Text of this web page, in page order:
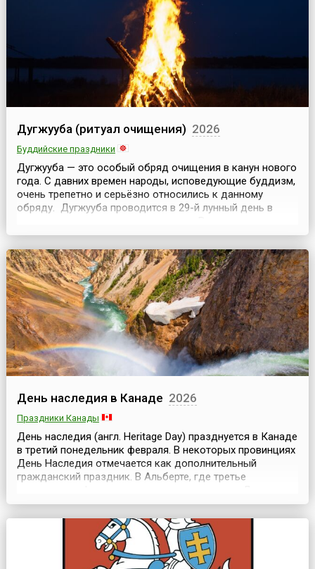
Дугжууба (ритуал очищения) 2026
Буддийские праздники
Дугжууба — это особый обряд очищения в канун нового
года. С давних времен народы, исповедующие буддизм,
очень трепетно и серьёзно относились к данному
обряду. Дугжууба проводится в 29-й лунный день в
семьях идут последние приготовления к Новому году —
самому главному празднику верующих. Стоит заметить,
что, к примеру, у бурят и монгол Сагаалган...
День наследия в Канаде 2026
Праздники Канады
День наследия (англ. Heritage Day) празднуется в Канаде
в третий понедельник февраля. В некоторых провинциях
День Наследия отмечается как дополнительный
гражданский праздник. В Альберте, где третье
День наследия отмечается в первый понедельник
августа, Юкон празднует День наследия в пятницу
перед последним воскресеньем февраля, а провинция